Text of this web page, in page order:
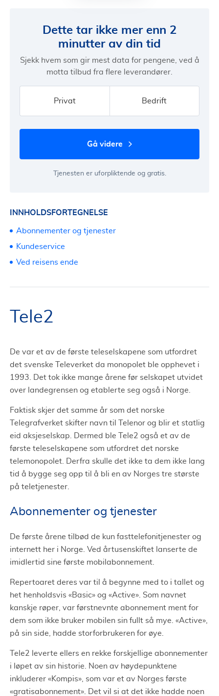
Tele2
De var et av de første teleselskapene som utfordret
det svenske Televerket da monopolet ble opphevet i
1993. Det tok ikke mange årene før selskapet utvidet
over landegrensen og etablerte seg også i Norge.
Faktisk skjer det samme år som det norske
Telegrafverket skifter navn til Telenor og blir et statlig
eid aksjeselskap. Dermed ble Tele2 også et av de
første teleselskapene som utfordret det norske
telemonopolet. Derfra skulle det ikke ta dem ikke lang
tid å bygge seg opp til å bli en av Norges tre største
på teletjenester.
Abonnementer og tjenester
De første årene tilbød de kun fasttelefonitjenester og
internett her i Norge. Ved årtusenskiftet lanserte de
imidlertid sine første mobilabonnement.
Repertoaret deres var til å begynne med to i tallet og
het henholdsvis «Basic» og «Active» . Som navnet
kanskje røper, var førstnevnte abonnement ment for
dem som ikke bruker mobilen sin fullt så mye. «Active»
på sin side, hadde storforbrukeren for øye.
Tele2 leverte ellers en rekke forskjellige abonnementer
i løpet av sin historie. Noen av høydepunktene
inkluderer «Kompis» , som var et av Norges første
«gratisabonnement» . Det vil si at det ikke hadde noen
Dette tar ikke mer enn 2
minutter av din tid
Sjekk hvem som gir mest data for pengene, ved å
motta tilbud fra flere leverandører.
Privat Bedrift
gå videre
Tjenesten er uforpliktende og gratis.
INNHOLDSFORTEGNELSE
Abonnementer og tjenester
Kundeservice
Ved reisens ende